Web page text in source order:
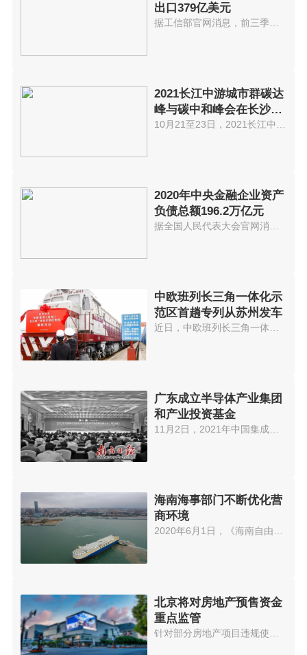
出口379亿美元
2021长江中游城市群碳达
峰与碳中和峰会在长沙举
办
2020年中央金融企业资产
负债总额196.2万亿元
中欧班列长三角一体化示
范区首趟专列从苏州发车
广东成立半导体产业集团
和产业投资基金
11月2日，2021年中国集成电路制...
海南海事部门不断优化营
商环境
2020年6月1日，《海南自由贸易港...
北京将对房地产预售资金
重点监管